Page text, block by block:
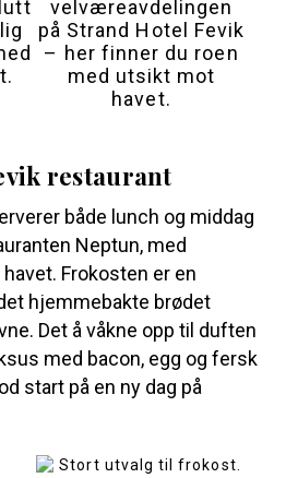
velværeavdelingen
på Strand Hotel Fevik
– her finner du roen
med utsikt mot
havet.
restaurant
både lunch og middag
Neptun, med
Frokosten er en
hjemmebakte brødet
Det å våkne opp til duften
med bacon, egg og fersk
start på en ny dag på